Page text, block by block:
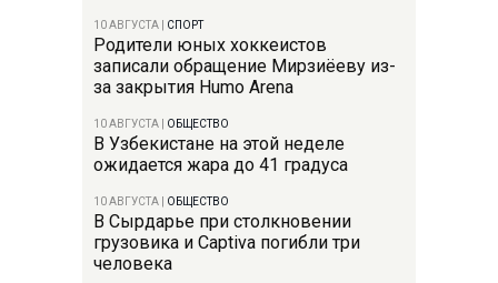
10 АВГУСТА СПОРТ
Родители юных хоккеистов
записали обращение Мирзиёеву из-
за закрытия Humo Arena
10 АВГУСТА ОБЩЕСТВО
В Узбекистане на этой неделе
ожидается жара до 41 градуса
10 АВГУСТА ОБЩЕСТВО
В Сырдарье при столкновении
грузовика и Captiva погибли три
человека